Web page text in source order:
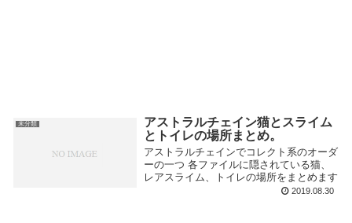
未分類
アストラルチェイン猫とスライム
とトイレの場所まとめ。
アストラルチェインでコレクト系のオーダ
ーの一つ 各ファイルに隠されている猫、
レアスライム、トイレの場所をまとめます
2019.08.30